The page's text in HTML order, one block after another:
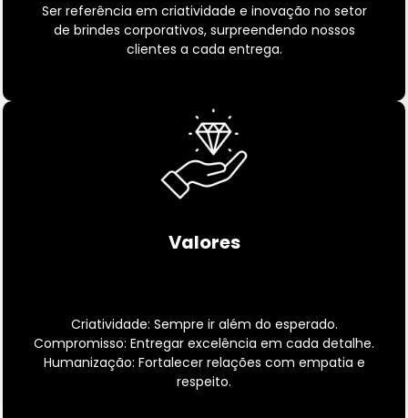
Ser referência em criatividade e inovação no setor
de brindes corporativos, surpreendendo nossos
clientes a cada entrega.
Valores
Criatividade: Sempre ir além do esperado.
Compromisso: Entregar excelência em cada detalhe.
Humanização: Fortalecer relações com empatia e
respeito.